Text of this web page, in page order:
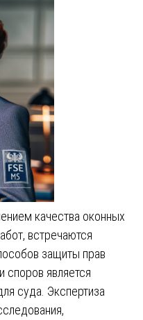
качества оконных
встречаются
защиты прав
споров является
суда. Экспертиза